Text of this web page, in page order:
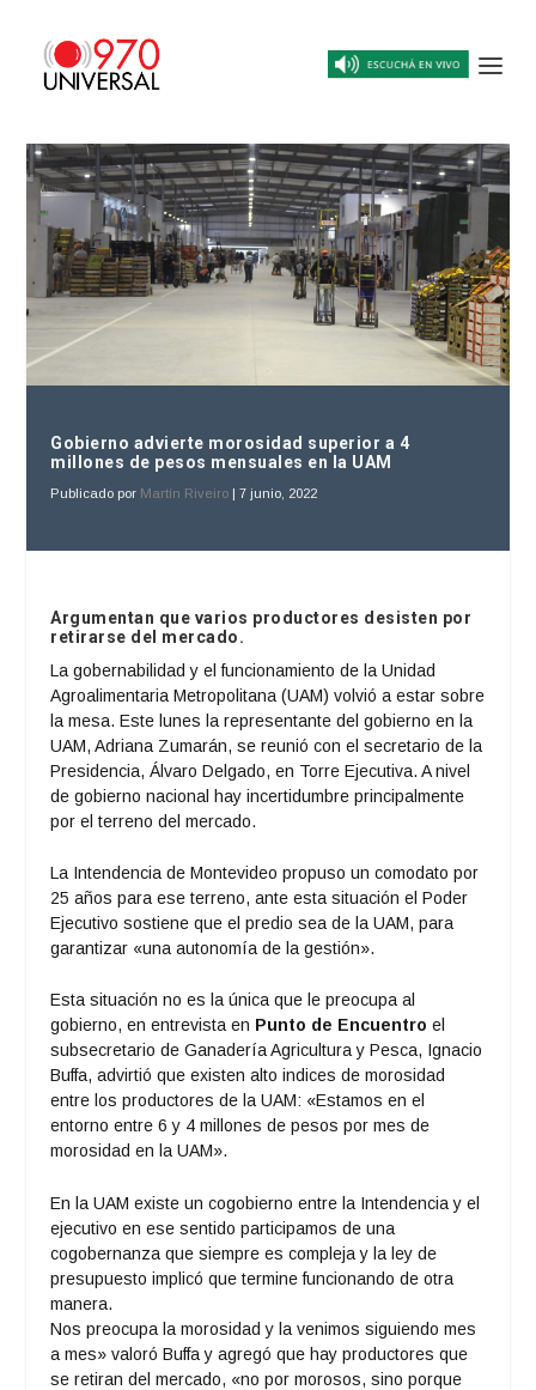
Gobierno advierte morosidad superior a 4
millones de pesos mensuales en la UAM
Publicado por Martín Riveiro |7 junio, 2022
Argumentan que varios productores desisten por
retirarse del mercado.
La gobernabilidad y el funcionamiento de la Unidad
Agroalimentaria Metropolitana (UAM) volvió a estar sobre
la mesa. Este lunes la representante del gobierno en la
UAM, Adriana Zumarán, se reunió con el secretario de la
Presidencia, Álvaro Delgado, en Torre Ejecutiva. A nivel
de gobierno nacional hay incertidumbre principalmente
por el terreno del mercado.
La Intendencia de Montevideo propuso un comodato por
25 años para ese terreno, ante esta situación el Poder
Ejecutivo sostiene que el predio sea de la UAM, para
garantizar «una autonomía de la gestión».
Esta situación no es la única que le preocupa al
gobierno, en entrevista en Punto de Encuentro el
subsecretario de Ganadería Agricultura y Pesca, Ignacio
Buffa, advirtió que existen alto indices de morosidad
entre los productores de la UAM: «Estamos en el
entorno entre 6 y 4 millones de pesos por mes de
morosidad en la UAM».
En la UAM existe un cogobierno entre la Intendencia y el
ejecutivo en ese sentido participamos de una
cogobernanza que siempre es compleja y la ley de
presupuesto implicó que termine funcionando de otra
manera.
Nos preocupa la morosidad y la venimos siguiendo mes
a mes» valoró Buffa y agregó que hay productores que
se retiran del mercado, «no por morosos, sino porque